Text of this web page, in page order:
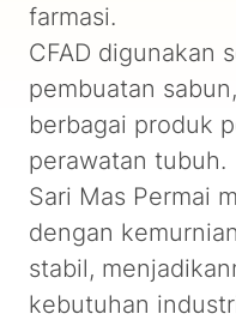
farmasi.
CFAD digunakan
pembuatan
berbagai produk
perawatan tubuh.
Sari Mas Permai
dengan
stabil,
kebutuhan